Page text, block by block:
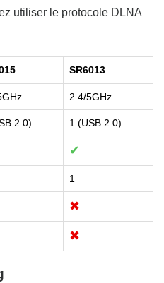
utiliser le protocole DLNA
SR6013
2.4/5GHz
2.0) 1 (USB 2.0)
✔
1
✖
✖